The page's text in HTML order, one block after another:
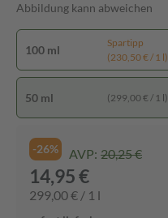
Abbildung kann abweichen
100 ml
Spartipp
(230,50 € / 1 l)
50 ml (299,00 € / 1 l)
-26% AVP: 20,25 €
14,95 €
299,00 € / 1 l